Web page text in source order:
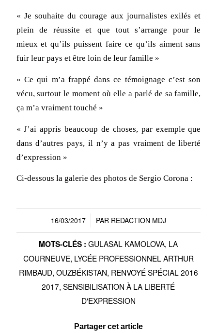
« Je souhaite du courage aux journalistes exilés et
plein de réussite et que tout s’arrange pour le
mieux et qu’ils puissent faire ce qu’ils aiment sans
fuir leur pays et être loin de leur famille »
« Ce qui m’a frappé dans ce témoignage c’est son
vécu, surtout le moment où elle a parlé de sa famille,
ça m’a vraiment touché »
« J’ai appris beaucoup de choses, par exemple que
dans d’autres pays, il n’y a pas vraiment de liberté
d’expression »
Ci-dessous la galerie des photos de Sergio Corona :
16/03/2017
/ PAR REDACTION MDJ
MOTS-CLÉS : GULASAL KAMOLOVA, LA
COURNEUVE, LYCÉE PROFESSIONNEL ARTHUR
RIMBAUD, OUZBÉKISTAN, RENVOYÉ SPÉCIAL 2016
2017,SENSIBILISATION À LA LIBERTÉ
D'EXPRESSION
Partager cet article